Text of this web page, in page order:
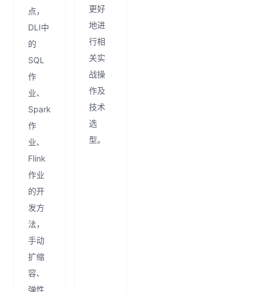
点，
DLI中
的
SQL
作
业、
Spark
作
业、
Flink
作业
的开
发方
法，
手动
扩缩
容、
弹性
更好
地进
行相
关实
战操
作及
技术
选
型。